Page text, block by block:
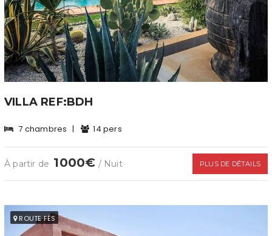
VILLA REF:BDH
7 chambres | 14 pers
À partir de 1000€ / Nuit PLUS DE DÉTAILS
ROUTE FÈS